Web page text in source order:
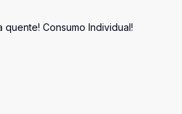
Consumo Individual!